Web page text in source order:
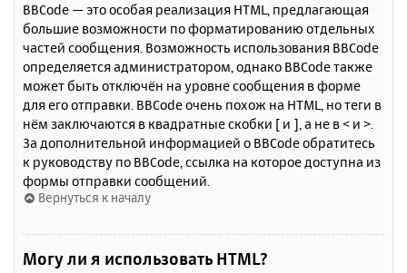
BBCode — это особая реализация HTML, предлагающая
большие возможности по форматированию отдельных
частей сообщения. Возможность использования BBCode
определяется администратором, однако BBCode также
может быть отключён на уровне сообщения в форме
для его отправки. BBCode очень похож на HTML, но теги в
нём заключаются в квадратные скобки [ и ], а не в < и >.
За дополнительной информацией о BBCode обратитесь
к руководству по BBCode, ссылка на которое доступна из
формы отправки сообщений.
Вернуться к началу
Могу ли я использовать HTML?